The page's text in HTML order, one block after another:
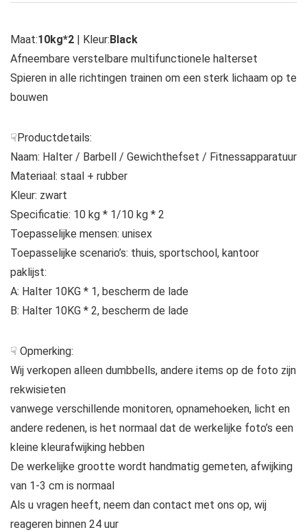
Maat:10kg*2 | Kleur: Black
Afneembare verstelbare multifunctionele halterset
Spieren in alle richtingen trainen om een ​​sterk lichaam op te
bouwen
☟Productdetails:
Naam: Halter / Barbell / Gewichthefset / Fitnessapparatuur
Materiaal: staal + rubber
Kleur: zwart
Specificatie: 10 kg * 1/10 kg * 2
Toepasselijke mensen: unisex
Toepasselijke scenario’s: thuis, sportschool, kantoor
paklijst:
A: Halter 10KG * 1, bescherm de lade
B: Halter 10KG * 2, bescherm de lade
☟ Opmerking:
Wij verkopen alleen dumbbells, andere items op de foto zijn
rekwisieten
vanwege verschillende monitoren, opnamehoeken, licht en
andere redenen, is het normaal dat de werkelijke foto’s een
kleine kleurafwijking hebben
De werkelijke grootte wordt handmatig gemeten, afwijking
van 1-3 cm is normaal
Als u vragen heeft, neem dan contact met ons op, wij
reageren binnen 24 uur